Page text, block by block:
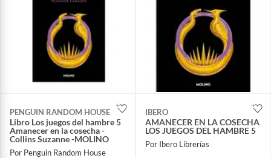
PENGUIN RANDOM HOUSE
Libro Los juegos del hambre 5
Amanecer en la cosecha -
Collins Suzanne -MOLINO
Por Penguin Random House
IBERO
AMANECER EN LA COSECHA
LOS JUEGOS DEL HAMBRE 5
Por Ibero Librerías